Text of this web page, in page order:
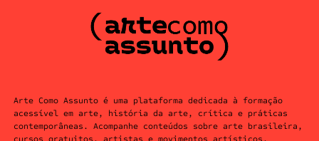
Arte Como Assunto é uma plataforma dedicada à formação
acessível em arte, história da arte, crítica e práticas
contemporâneas. Acompanhe conteúdos sobre arte brasileira,
cursos gratuitos, artistas e movimentos artísticos.